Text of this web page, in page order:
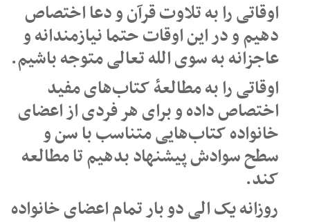
اوقاتی را به تلاوت قرآن و دعا اختصاص
دهیم و در این اوقات حتما نیازمندانه و
عاجزانه به سوی الله تعالی متوجه باشیم.
اوقاتی را به مطالعهٔ کتاب‌های مفید
اختصاص داده و برای هر فردی از اعضای
خانواده کتاب‌هایی متناسب با سن و
سطح سوادش پیشنهاد بدهیم تا مطالعه
کند.
روزانه یک الی دو بار تمام اعضای خانواده